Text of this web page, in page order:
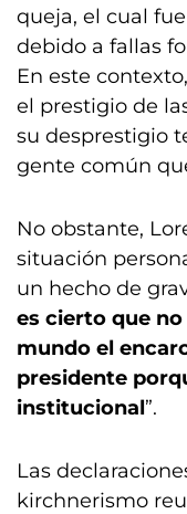
queja, el cual
debido a fallas
En este
el prestigio de
su desprestigio
gente común
No obstante,
situación
un hecho de
es cierto que
mundo el
presidente
institucional”.
Las
kirchnerismo